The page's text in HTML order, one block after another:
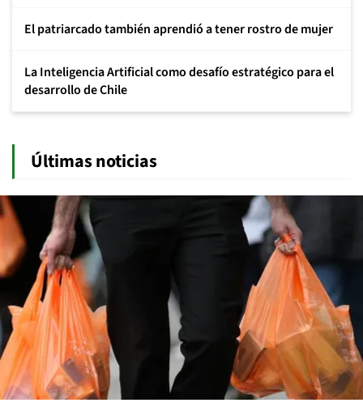
El patriarcado también aprendió a tener rostro de mujer
La Inteligencia Artificial como desafío estratégico para el
desarrollo de Chile
Últimas noticias